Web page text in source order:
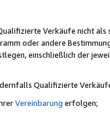
Verkäufe nicht
oder andere
einschließlich der
Qualifizierte
Vereinbarung erfolgen;